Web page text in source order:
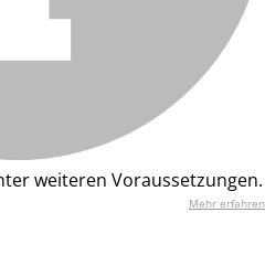
weiteren Voraussetzungen.
Mehr erfahren